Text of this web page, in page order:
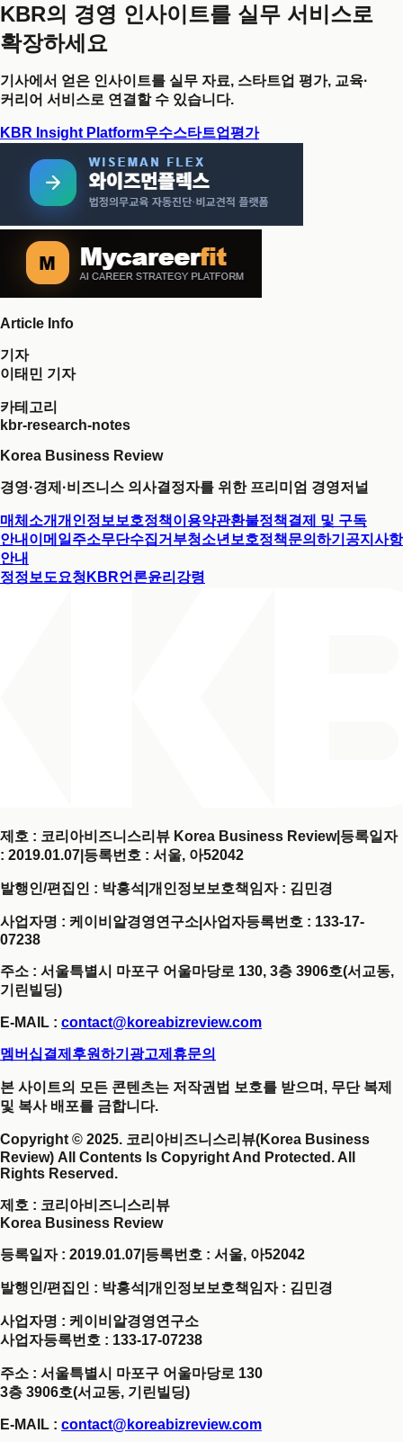
KBR의 경영 인사이트를 실무 서비스로
확장하세요
기사에서 얻은 인사이트를 실무 자료, 스타트업 평가, 교육·
커리어 서비스로 연결할 수 있습니다.
KBR Insight Platform우수스타트업평가
Article Info
기자
이태민 기자
카테고리
kbr-research-notes
Korea Business Review
경영·경제·비즈니스 의사결정자를 위한 프리미엄 경영저널
매체소개개인정보보호정책이용약관환불정책결제 및 구독
안내 이메일주소무단수집거부청소년보호정책문의하기 공지사항
안내
정정보도요청 KBR언론윤리강령
제호 : 코리아비즈니스리뷰 Korea Business Review| 등록일자
: 2019.01.07 등록번호 : 서울, 아52042
발행인/편집인 : 박홍석 개인정보보호책임자 : 김민경
사업자명 : 케이비알경영연구소 사업자등록번호 : 133-17-
07238
주소 : 서울특별시 마포구 어울마당로 130, 3층 3906호(서교동,
기린빌딩)
E-MAIL : contact@koreabizreview.com
멤버십결제 후원하기 광고제휴문의
본 사이트의 모든 콘텐츠는 저작권법 보호를 받으며, 무단 복제
및 복사 배포를 금합니다.
Copyright © 2025. 코리아비즈니스리뷰(Korea Business
Review) All Contents Is Copyright And Protected. All
Rights Reserved.
제호 : 코리아비즈니스리뷰
Korea Business Review
등록일자 : 2019.01.07 등록번호 : 서울, 아52042
발행인/편집인 : 박홍석 개인정보보호책임자 : 김민경
사업자명 : 케이비알경영연구소
사업자등록번호 : 133-17-07238
주소 : 서울특별시 마포구 어울마당로 130
3층 3906호(서교동, 기린빌딩)
E-MAIL : contact@koreabizreview.com